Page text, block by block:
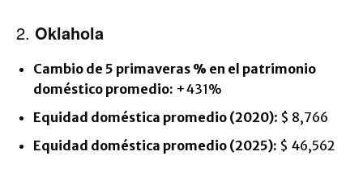
2. Oklahola
Cambio de 5 primaveras % en el patrimonio
doméstico promedio: +431%
Equidad doméstica promedio (2020): $ 8,766
Equidad doméstica promedio (2025): $ 46,562